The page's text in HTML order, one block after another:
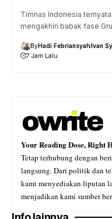
Timnas Indonesia
mengakhiri babak fase
ByHadi FebriansyahIvan
7 Jam Lalu
Your Reading Dose, Right
Tetap terhubung dengan
langsung. Dari politik dan
kami menyediakan liputan
menjadikan kami sumber